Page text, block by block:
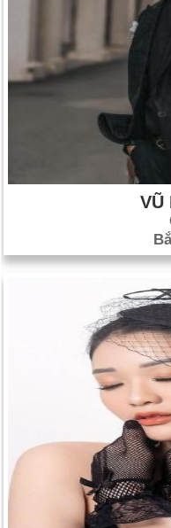
Ngày 19-3 năm 2003:
của Palestine. Sau đó,
là người đứng đầu PLO
Palestine.
VŨ